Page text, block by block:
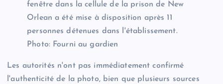
fenêtre dans la cellule de la prison de New
Orlean a été mise à disposition après 11
personnes détenues dans l'établissement.
Photo: Fourni au gardien
Les autorités n'ont pas immédiatement confirmé
l'authenticité de la photo, bien que plusieurs sources